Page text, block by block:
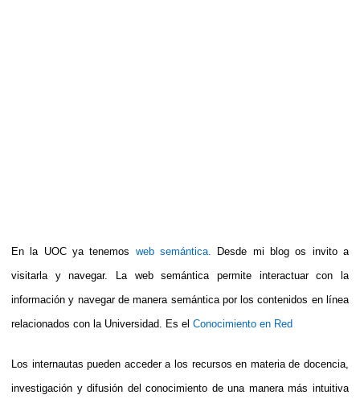
En la UOC ya tenemos web semántica.
Desde mi blog os invito a
visitarla y navegar. La web semántica permite interactuar con la
información y navegar de manera semántica por los contenidos en línea
relacionados con la Universidad. Es el Conocimiento en Red
Los internautas pueden acceder a los recursos en materia de docencia,
investigación y difusión del conocimiento de una manera más intuitiva